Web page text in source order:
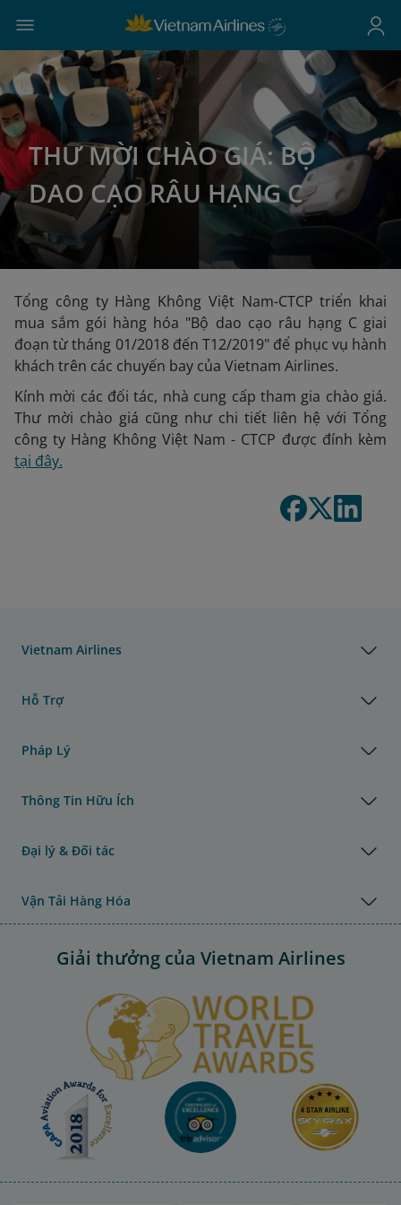
THƯ MỜI CHÀO GIÁ: BỘ
DAO CẠO RÂU HẠNG C
Tổng công ty Hàng Không Việt Nam-CTCP triển khai
mua sắm gói hàng hóa "Bộ dao cạo râu hạng C giai
đoạn từ tháng 01/2018 đến T12/2019" để phục vụ hành
khách trên các chuyến bay của Vietnam Airlines.
Kính mời các đối tác, nhà cung cấp tham gia chào giá.
Thư mời chào giá cũng như chi tiết liên hệ với Tổng
công ty Hàng Không Việt Nam - CTCP được đính kèm
tại đây.
Vietnam Airlines
Hỗ Trợ
Pháp Lý
Thông Tin Hữu Ích
Đại lý & Đối tác
Vận Tải Hàng Hóa
Giải thưởng của Vietnam Airlines